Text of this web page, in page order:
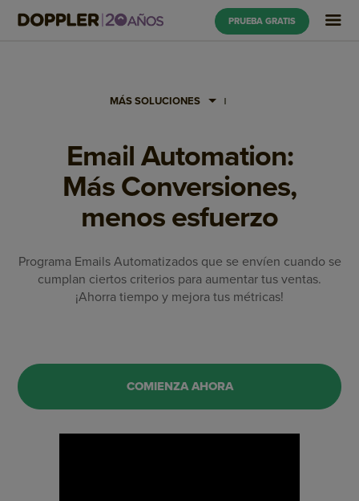
PRUEBA GRATIS
MÁS SOLUCIONES
Email Automation:
Más Conversiones,
menos esfuerzo
Programa Emails Automatizados que se envíen cuando se
cumplan ciertos criterios para aumentar tus ventas.
¡Ahorra tiempo y mejora tus métricas!
COMIENZA AHORA